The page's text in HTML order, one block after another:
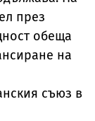
през
обеща
на
съюз в